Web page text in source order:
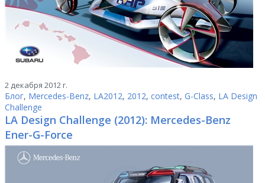
2 декабря 2012 г.
Блог, Mercedes-Benz, LA2012, 2012, contest, G-Class, LA Design
Challenge
LA Design Challenge (2012): Mercedes-Benz
Ener-G-Force